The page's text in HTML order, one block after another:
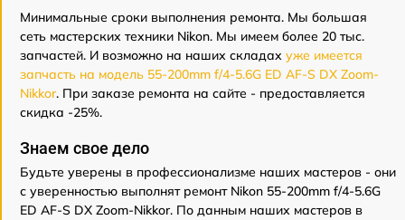
Минимальные сроки выполнения ремонта. Мы большая
сеть мастерских техники Nikon. Мы имеем более 20 тыс.
запчастей. И возможно на наших складах уже имеется
запчасть на модель 55-200mm f/4-5.6G ED AF-S DX Zoom-
Nikkor. При заказе ремонта на сайте - предоставляется
скидка -25%.
Знаем свое дело
Будьте уверены в профессионализме наших мастеров - они
с уверенностью выполнят ремонт Nikon 55-200mm f/4-5.6G
ED AF-S DX Zoom-Nikkor. По данным наших мастеров в